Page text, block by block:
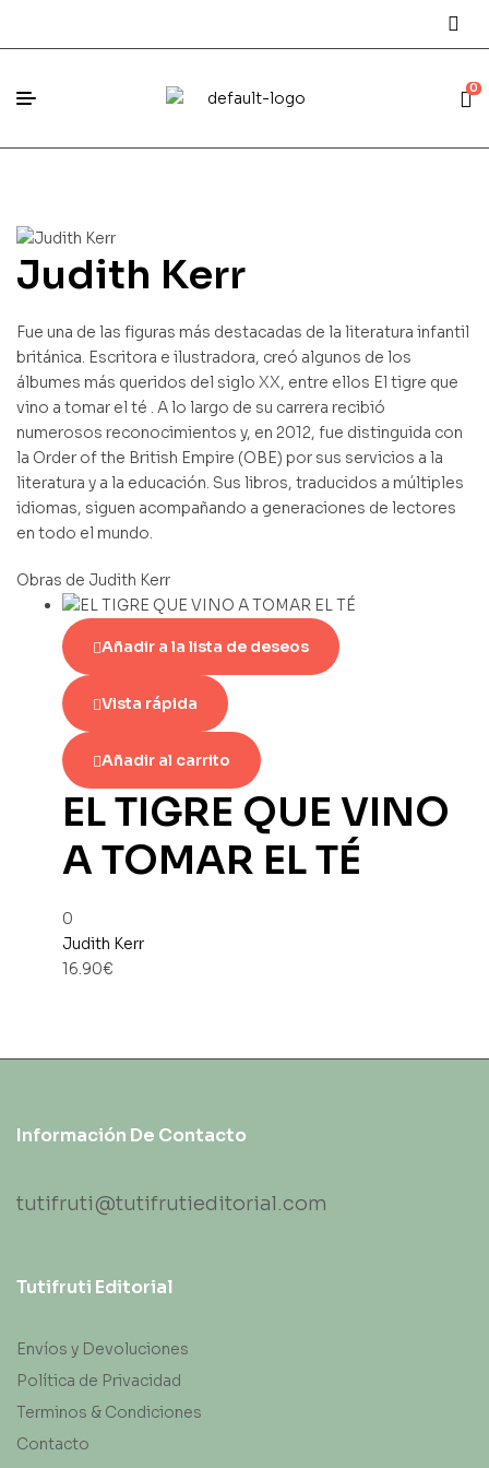
0
Judith Kerr
Fue una de las figuras más destacadas de la literatura infantil
británica. Escritora e ilustradora, creó algunos de los
álbumes más queridos del siglo XX, entre ellos El tigre que
vino a tomar el té . A lo largo de su carrera recibió
numerosos reconocimientos y, en 2012, fue distinguida con
la Order of the British Empire (OBE) por sus servicios a la
literatura y a la educación. Sus libros, traducidos a múltiples
idiomas, siguen acompañando a generaciones de lectores
en todo el mundo.
Obras de Judith Kerr
Añadir a la lista de deseos
Vista rápida
Añadir al carrito
EL TIGRE QUE VINO
A TOMAR EL TÉ
0
Judith Kerr
16.90€
Información De Contacto
tutifruti@tutifrutieditorial.com
Tutifruti Editorial
Envíos y Devoluciones
Política de Privacidad
Terminos & Condiciones
Contacto